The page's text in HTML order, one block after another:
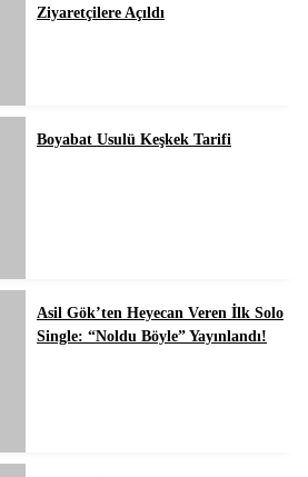
Ziyaretçilere Açıldı
Boyabat Usulü Keşkek Tarifi
Asil Gök’ten Heyecan Veren İlk Solo
Single: “Noldu Böyle” Yayınlandı!